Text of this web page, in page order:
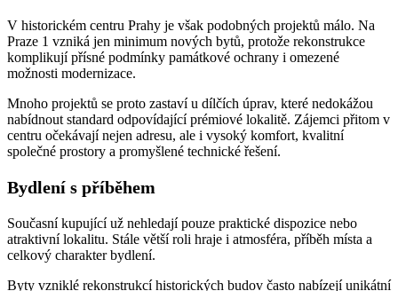
V historickém centru Prahy je však podobných projektů málo. Na
Praze 1 vzniká jen minimum nových bytů, protože rekonstrukce
komplikují přísné podmínky památkové ochrany i omezené
možnosti modernizace.
Mnoho projektů se proto zastaví u dílčích úprav, které nedokážou
nabídnout standard odpovídající prémiové lokalitě. Zájemci přitom v
centru očekávají nejen adresu, ale i vysoký komfort, kvalitní
společné prostory a promyšlené technické řešení.
Bydlení s příběhem
Současní kupující už nehledají pouze praktické dispozice nebo
atraktivní lokalitu. Stále větší roli hraje i atmosféra, příběh místa a
celkový charakter bydlení.
Byty vzniklé rekonstrukcí historických budov často nabízejí unikátní